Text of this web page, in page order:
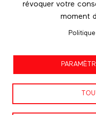
révoquer votre
moment